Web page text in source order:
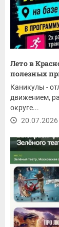
Лето в
полезных
Каникулы -
движением,
округе...
20.07.2026